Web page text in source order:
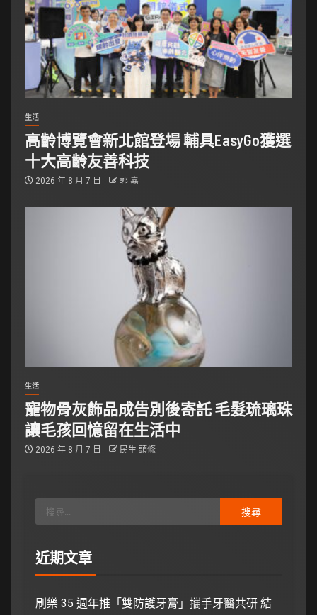
生活
高齡博覽會新北館登場 輔具EasyGo獲選
十大高齡友善科技
2026 年 8 月 7 日 郭 嘉
生活
寵物骨灰飾品成告別後寄託 毛髮琉璃珠
讓毛孩回憶留在生活中
2026 年 8 月 7 日 民生 頭條
近期文章
刷樂 35 週年推「雙防護牙膏」攜手牙醫共研 結